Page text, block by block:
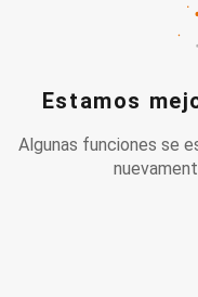
Estamos
Algunas funciones se